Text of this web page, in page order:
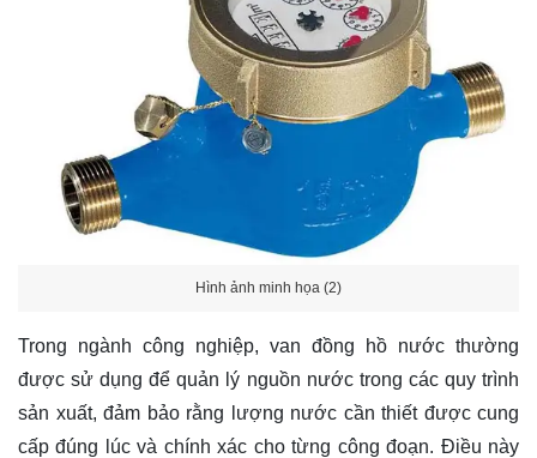
Hình ảnh minh họa (2)
Trong ngành công nghiệp, van đồng hồ nước thường
được sử dụng để quản lý nguồn nước trong các quy trình
sản xuất, đảm bảo rằng lượng nước cần thiết được cung
cấp đúng lúc và chính xác cho từng công đoạn. Điều này